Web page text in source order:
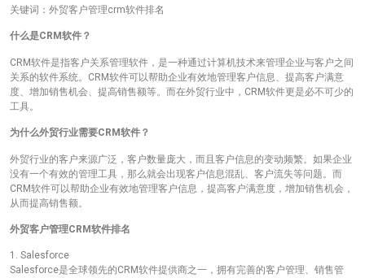
关键词：外贸客户管理crm软件排名
什么是CRM软件？
CRM软件是指客户关系管理软件，是一种通过计算机技术来管理企业与客户之间
关系的软件系统。CRM软件可以帮助企业有效地管理客户信息、提高客户满意
度、增加销售机会、提高销售额等。而在外贸行业中，CRM软件更是必不可少的
工具。
为什么外贸行业需要CRM软件？
外贸行业的客户来源广泛，客户数量庞大，而且客户信息的变动频繁。如果企业
没有一个有效的管理工具，那么就会出现客户信息混乱、客户流失等问题。而
CRM软件可以帮助企业有效地管理客户信息，提高客户满意度，增加销售机会，
从而提高销售额。
外贸客户管理CRM软件排名
1. Salesforce
Salesforce是全球领先的CRM软件提供商之一，拥有完善的客户管理、销售管